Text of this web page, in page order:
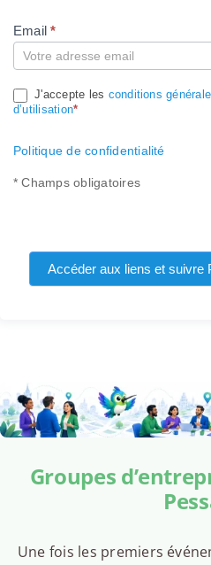
Compte
Email*
J'accepte les conditions
d’utilisation*
Politique de confidentialité
* Champs obligatoires
Accéder aux liens et suivre
Groupes
Une fois les premiers